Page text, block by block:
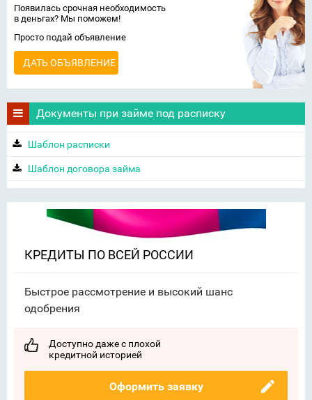
Появилась срочная необходимость
в деньгах? Мы поможем!
Просто подай объявление
ДАТЬ ОБЪЯВЛЕНИЕ
Документы при займе под расписку
Шаблон расписки
Шаблон договора займа
КРЕДИТЫ ПО ВСЕЙ РОССИИ
Быстрое рассмотрение и высокий шанс
одобрения
Доступно даже с плохой
кредитной историей
Оформить заявку